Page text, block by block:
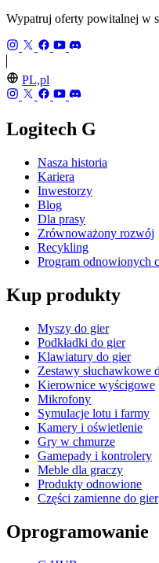
Wypatruj oferty powitalnej w
PL,pl
Logitech G
Nasza historia
Kariera
Inwestorzy
Blog
Dla prasy
Zrównoważony rozwój
Recykling
Program odnowionych
Kup produkty
Myszy do gier
Podkładki do gier
Klawiatury do gier
Zestawy słuchawkowe
Kierownice wyścigowe
Mikrofony
Symulacje lotu i farmy
Kamery i oświetlenie
Gry w chmurze
Gamepady i kontrolery
Meble dla graczy
Produkty odnowione
Części zamienne do gier
Oprogramowanie